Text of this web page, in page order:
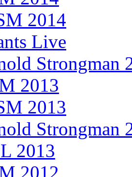
2014
Live
Strongman
2013
2013
Strongman
2013
2012